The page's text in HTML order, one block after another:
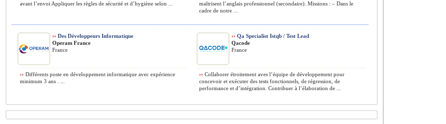
avant l’envoi Appliquer les règles de sécurité et d’hygiène selon ...
maîtrisent l’anglais professionnel (secondaire). Missions : – Dans le
cadre de notre ...
›› Des Développeurs Informatique
Operam France
France
›› Différents poste en développement informatique avec expérience
minimum 3 ans . ...
›› Qa Specialist Istqb / Test Lead
Qacode
France
›› Collaborer étroitement aves l’équipe de développement pour
concevoir et exécuter des tests fonctionnels, de régression, de
performance et d’intégration. Contribuer à l’élaboration de ...